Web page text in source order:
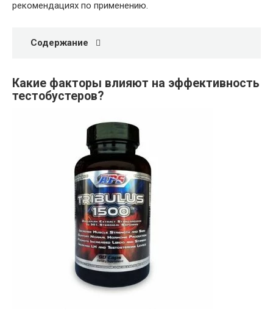
рекомендациях по применению.
Содержание
Какие факторы влияют на эффективность
тестобустеров?